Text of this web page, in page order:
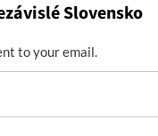
Slovensko
to your email.